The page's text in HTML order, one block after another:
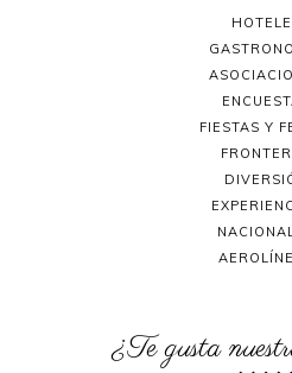
FIESTAS Y
¿Te gusta